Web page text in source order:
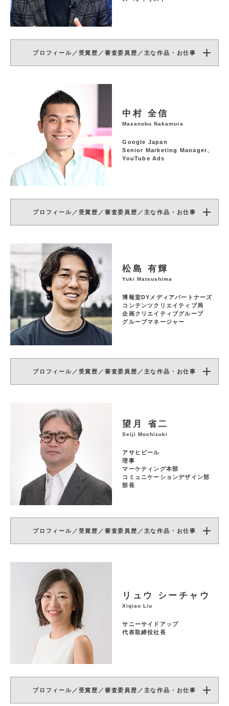
プロフィール／受賞歴／審査委員歴／主な作品・お仕事
中村 全信
Masanobu Nakamura
Google Japan
Senior Marketing Manager、
YouTube Ads
プロフィール／受賞歴／審査委員歴／主な作品・お仕事
松島 有輝
Yuki Matsushima
博報堂DYメディアパートナーズ
コンテンツクリエイティブ局
企画クリエイティブグループ
グループマネージャー
プロフィール／受賞歴／審査委員歴／主な作品・お仕事
望月 省二
Seiji Mochizuki
アサヒビール
理事
マーケティング本部
コミュニケーションデザイン部
部長
プロフィール／受賞歴／審査委員歴／主な作品・お仕事
リュウ シーチャウ
Xiqiao Liu
サニーサイドアップ
代表取締役社長
プロフィール／受賞歴／審査委員歴／主な作品・お仕事